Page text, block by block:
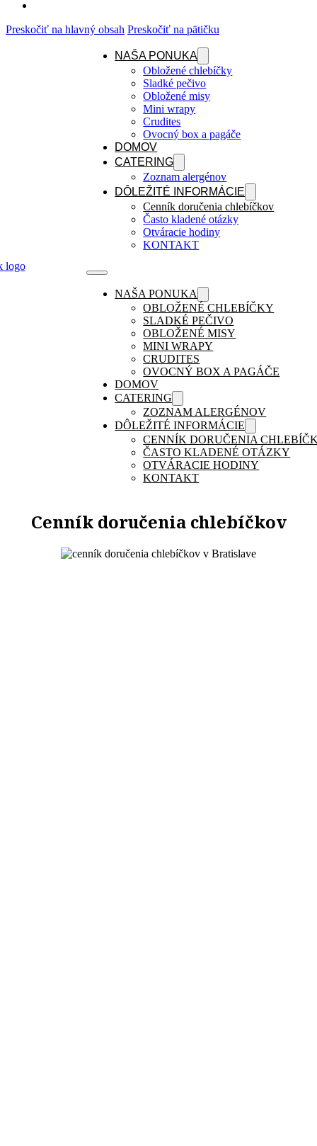
Preskočiť na hlavný obsah Preskočiť na pätičku
NAŠA PONUKA
Obložené chlebíčky
Sladké pečivo
Obložené misy
Mini wrapy
Crudites
Ovocný box a pagáče
DOMOV
CATERING
Zoznam alergénov
DÔLEŽITÉ INFORMÁCIE
Cenník doručenia chlebíčkov
Často kladené otázky
Otváracie hodiny
KONTAKT
NAŠA PONUKA
OBLOŽENÉ CHLEBÍČKY
SLADKÉ PEČIVO
OBLOŽENÉ MISY
MINI WRAPY
CRUDITES
OVOCNÝ BOX A PAGÁČE
DOMOV
CATERING
ZOZNAM ALERGÉNOV
DÔLEŽITÉ INFORMÁCIE
CENNÍK DORUČENIA
ČASTO KLADENÉ OTÁZKY
OTVÁRACIE HODINY
KONTAKT
Cenník doručenia chlebíčkov